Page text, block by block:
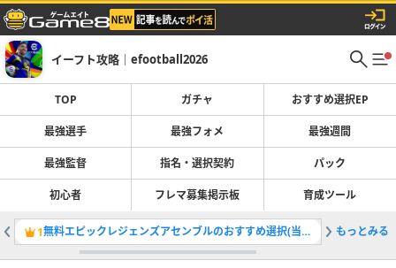
イーフト攻略｜efootball2026
TOP ガチャ おすすめ選択EP
最強選手 最強フォメ 最強週間
最強監督 指名・選択契約 パック
初心者 フレマ募集掲示板 育成ツール
1 無料エピックレジェンズアセンブルのおすすめ選択(当たり)選手ランキングと引き方 2最強選
もっとみる